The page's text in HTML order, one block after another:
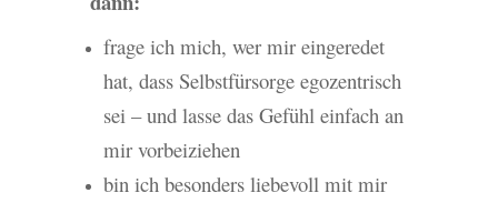
frage ich mich, wer mir eingeredet
hat, dass Selbstfürsorge egozentrisch
sei – und lasse das Gefühl einfach an
mir vorbeiziehen
bin ich besonders liebevoll mit mir